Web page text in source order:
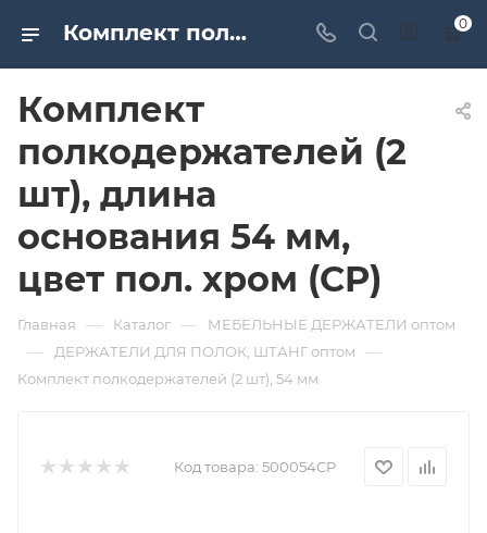
Комплект полкодержателей (2 шт), длина основания 54 мм, цвет пол. хром (CP). Дверная и мебельная фурнитура САМИР-КИЛИТ | Оптовые поставки 0
Комплект
полкодержателей (2
шт), длина
основания 54 мм,
цвет пол. хром (CP)
Главная — Каталог — МЕБЕЛЬНЫЕ ДЕРЖАТЕЛИ оптом
— ДЕРЖАТЕЛИ ДЛЯ ПОЛОК, ШТАНГ оптом —
Комплект полкодержателей (2 шт), 54 мм
Код товара: 500054CP